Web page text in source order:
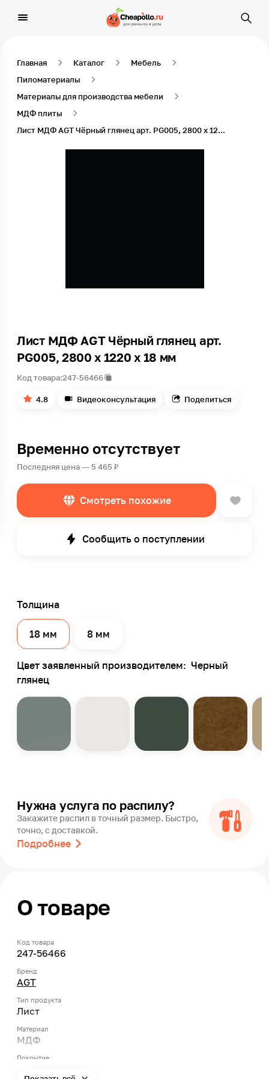
Главная Каталог
Мебель
Пиломатериалы
Материалы для производства мебели
МДФ плиты
Лист МДФ AGT Чёрный глянец арт. PG005, 2800 x 1220 x 18 мм
Лист МДФ AGT Чёрный глянец арт.
PG005, 2800 x 1220 x 18 мм
Код товара:247-56466
4.8 Видеоконсультация Поделиться
Временно отсутствует
Последняя цена — 5 465 ₽
Смотреть похожие
Сообщить о поступлении
Толщина
18 мм 8 мм
Цвет заявленный производителем: Черный
глянец
Нужна услуга по распилу?
Закажите распил в точный размер. Быстро,
точно, с доставкой.
Подробнее
О товаре
Код товара
247-56466
Бренд
AGT
Тип продукта
Лист
Материал
МДФ
Покрытие